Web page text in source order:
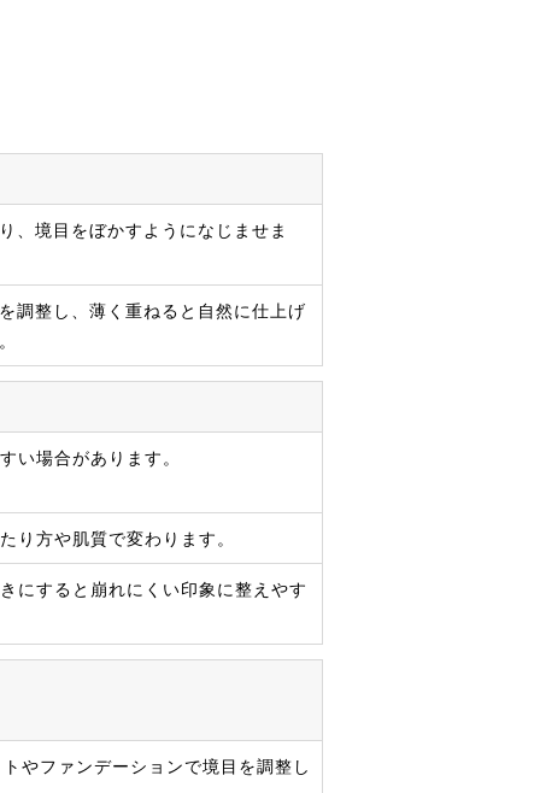
、境目をぼかすようになじませま
調整し、薄く重ねると自然に仕上げ
い場合があります。
り方や肌質で変わります。
にすると崩れにくい印象に整えやす
やファンデーションで境目を調整し